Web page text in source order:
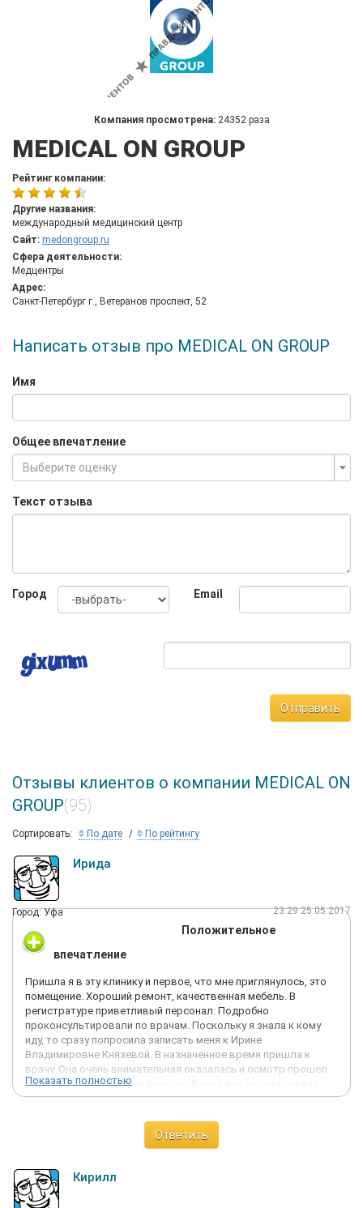
Компания просмотрена: 24352 раза
MEDICAL ON GROUP
Рейтинг компании:
Другие названия:
международный медицинский центр
Сайт: medongroup.ru
Сфера деятельности:
Медцентры
Адрес:
Санкт-Петербург г., Ветеранов проспект, 52
Написать отзыв про MEDICAL ON GROUP
Имя
Общее впечатление
Выберите оценку
Текст отзыва
Город Email
Отправить
Отзывы клиентов о компании MEDICAL ON
GROUP(95)
Сортировать: По дате По рейтингу
Ирида
Город: Уфа 23:29 25.05.2017
Положительное
впечатление
Пришла я в эту клинику и первое, что мне приглянулось, это
помещение. Хороший ремонт, качественная мебель. В
регистратуре приветливый персонал. Подробно
проконсультировали по врачам. Поскольку я знала к кому
иду, то сразу попросила записать меня к Ирине
Владимировне Князевой. В назначенное время пришла к
врачу. Она очень внимательная оказалась и осмотр прошел
безболезненно. Выявив мою проблему, она посоветовала
сдать анализы и уже по их результатам назначила лечение.
были готовы. По ним показало воспаление, что врач и без
анализов давно поняла, но решила убедиться, что в
лечение, которое длилось две недели. На плановом осмотре
сказала, что результат уже есть - все намного лучше, но
долечиться надо. Уже спустя месяц такого лечения я забыла
Показать полностью
Ответить
Кирилл